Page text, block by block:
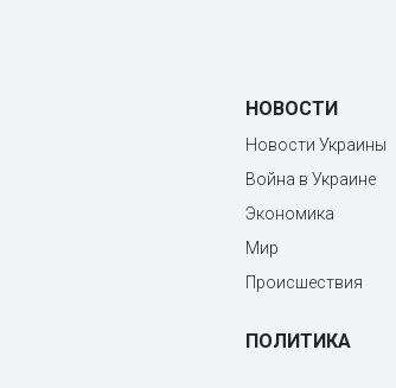
НОВОСТИ
Новости Украины
Война в Украине
Экономика
Мир
Происшествия
ПОЛИТИКА